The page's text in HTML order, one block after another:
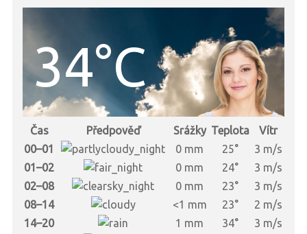
34°C
Čas Předpověď Srážky Teplota
Vítr
00–01
0 mm 25°
3 m/s
01–02
0 mm 24°
3 m/s
02–08
0 mm 23°
3 m/s
08–14
<1 mm 23°
2 m/s
14–20
1 mm 34°
3 m/s